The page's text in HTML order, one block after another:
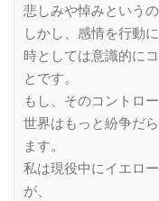
悲しみや悼みというの
しかし、感情を行動
時としては意識的に
とです。
もし、そのコントロ
世界はもっと紛争だ
ます。
私は現役中にイエロ
が、